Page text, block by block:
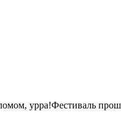
урра!Фестиваль